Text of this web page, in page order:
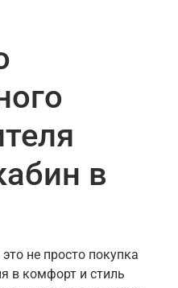
в
не просто покупка
в комфорт и стиль